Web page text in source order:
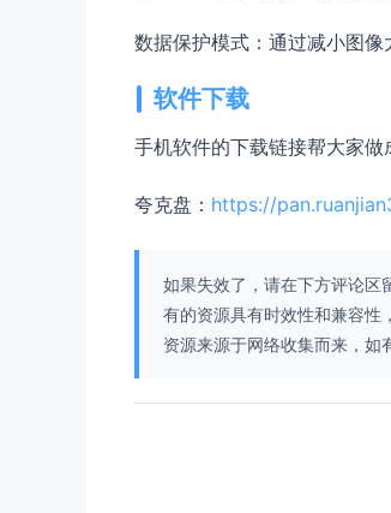
数据保护模式：通过减小图像
软件下载
手机软件的下载链接帮大家
夸克盘： https://
如果失效了，请在下方评论区
有的资源具有时效性和兼容性
资源来源于网络收集而来，